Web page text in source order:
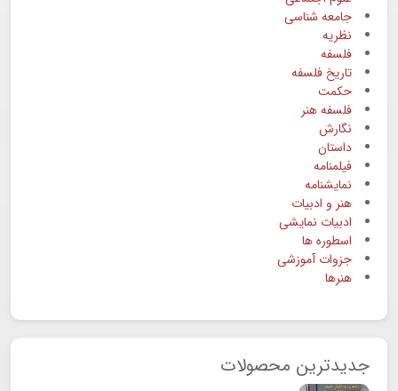
جامعه شناسی
نظریه
فلسفه
تاریخ فلسفه
حکمت
فلسفه هنر
نگارش
داستان
فیلمنامه
نمایشنامه
هنر و ادبیات
ادبیات نمایشی
اسطوره ها
جزوات آموزشی
هنرها
جدیدترین محصولات